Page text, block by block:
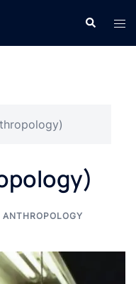
Search
ANTHROPOLOGY